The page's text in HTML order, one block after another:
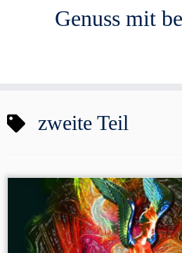
Inhalt
Genuss mit
zweite Teil